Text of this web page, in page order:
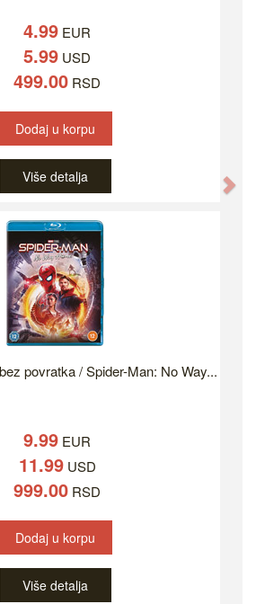
4.99 EUR
5.99 USD
499.00 RSD
Dodaj u korpu
Više detalja
povratka / Spider-Man: No Way...
9.99 EUR
11.99USD
999.00 RSD
Dodaj u korpu
Više detalja